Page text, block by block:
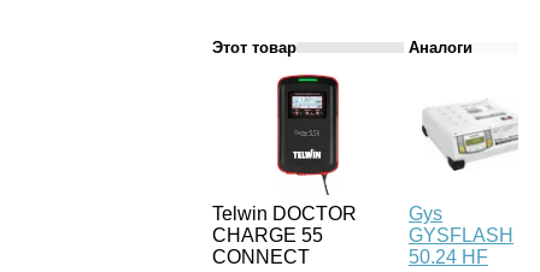
Этот товар Аналоги
Telwin DOCTOR
CHARGE 55
CONNECT
Gys
GYSFLASH
50.24 HF